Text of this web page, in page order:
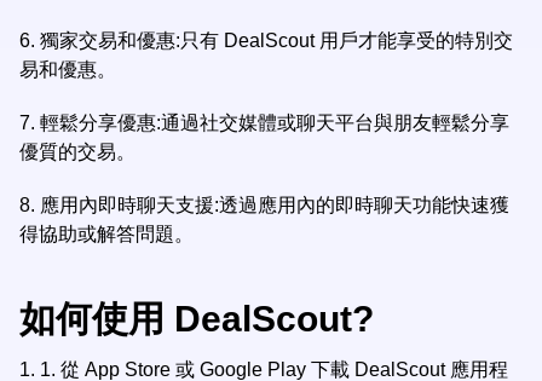
6. 獨家交易和優惠:只有 DealScout 用戶才能享受的特別交
易和優惠。
7. 輕鬆分享優惠:通過社交媒體或聊天平台與朋友輕鬆分享
優質的交易。
8. 應用內即時聊天支援:透過應用內的即時聊天功能快速獲
得協助或解答問題。
如何使用 DealScout?
1. 1. 從 App Store 或 Google Play 下載 DealScout 應用程